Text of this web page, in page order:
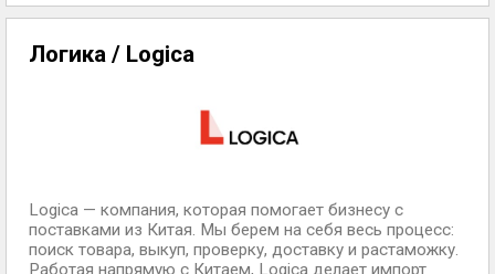
Логика / Logica
Logica — компания, которая помогает бизнесу с
поставками из Китая. Мы берем на себя весь процесс:
поиск товара, выкуп, проверку, доставку и растаможку.
Работая напрямую с Китаем, Logica делает импорт